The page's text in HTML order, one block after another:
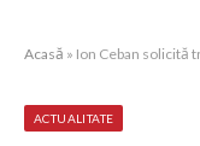
Acasă » Ion Ceban solicită
ACTUALITATE